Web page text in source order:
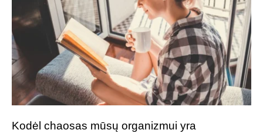
Kodėl chaosas mūsų organizmui yra